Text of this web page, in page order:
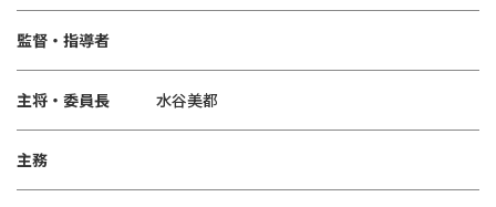
監督・指導者
主将・委員長 水谷美都
主務